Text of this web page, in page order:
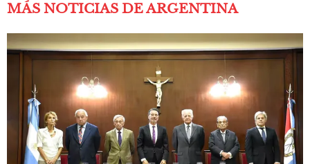
MÁS NOTICIAS DE ARGENTINA